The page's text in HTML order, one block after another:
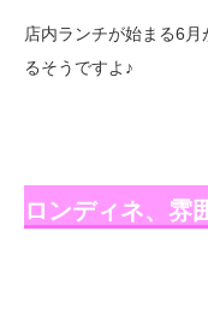
店内ランチが始まる6
るそうですよ♪
ロンディネ、雰